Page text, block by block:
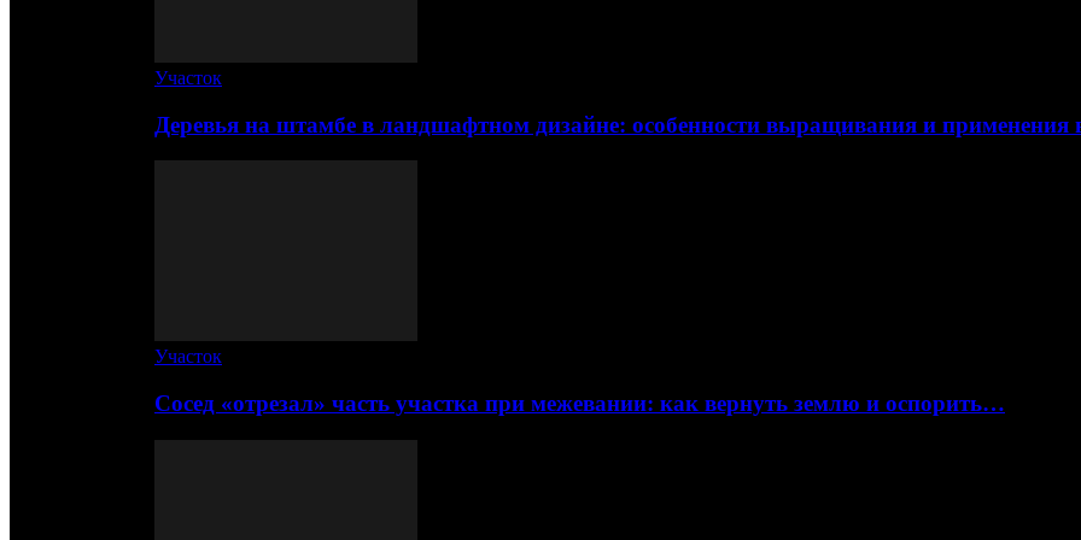
Участок
Деревья на штамбе в ландшафтном дизайне: особенности выращивания и
Участок
Сосед «отрезал» часть участка при межевании: как вернуть землю и оспорить…